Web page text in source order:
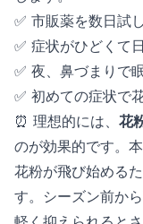
✅ 市販薬を数日試
✅ 症状がひどくて
✅ 夜、鼻づまりで
✅ 初めての症状で
⏰ 理想的には、 花
のが効果的です。
花粉が飛び始める
す。シーズン前か